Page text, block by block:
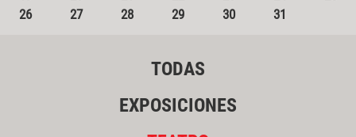
26
27 28 29 30 31
TODAS
EXPOSICIONES